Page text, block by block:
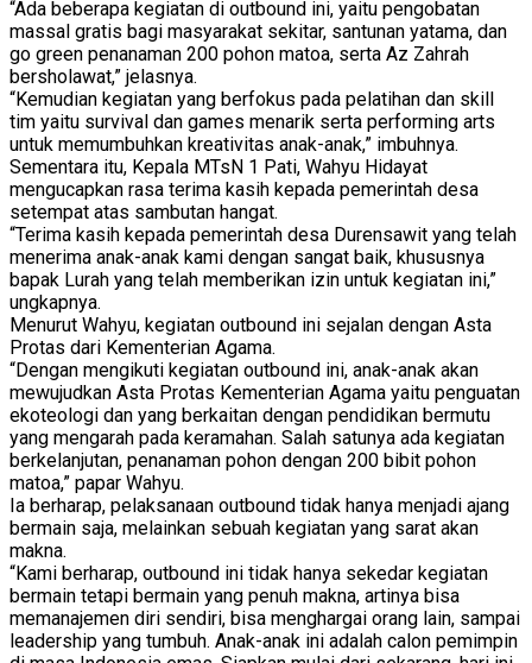
“Ada beberapa kegiatan di outbound ini, yaitu pengobatan
massal gratis bagi masyarakat sekitar, santunan yatama, dan
go green penanaman 200 pohon matoa, serta Az Zahrah
bersholawat,” jelasnya.
“Kemudian kegiatan yang berfokus pada pelatihan dan skill
tim yaitu survival dan games menarik serta performing arts
untuk memumbuhkan kreativitas anak-anak,” imbuhnya.
Sementara itu, Kepala MTsN 1 Pati, Wahyu Hidayat
mengucapkan rasa terima kasih kepada pemerintah desa
setempat atas sambutan hangat.
“Terima kasih kepada pemerintah desa Durensawit yang telah
menerima anak-anak kami dengan sangat baik, khususnya
bapak Lurah yang telah memberikan izin untuk kegiatan ini,”
ungkapnya.
Menurut Wahyu, kegiatan outbound ini sejalan dengan Asta
Protas dari Kementerian Agama.
“Dengan mengikuti kegiatan outbound ini, anak-anak akan
mewujudkan Asta Protas Kementerian Agama yaitu penguatan
ekoteologi dan yang berkaitan dengan pendidikan bermutu
yang mengarah pada keramahan. Salah satunya ada kegiatan
berkelanjutan, penanaman pohon dengan 200 bibit pohon
matoa,” papar Wahyu.
Ia berharap, pelaksanaan outbound tidak hanya menjadi ajang
bermain saja, melainkan sebuah kegiatan yang sarat akan
makna.
“Kami berharap, outbound ini tidak hanya sekedar kegiatan
bermain tetapi bermain yang penuh makna, artinya bisa
memanajemen diri sendiri, bisa menghargai orang lain, sampai
leadership yang tumbuh. Anak-anak ini adalah calon pemimpin